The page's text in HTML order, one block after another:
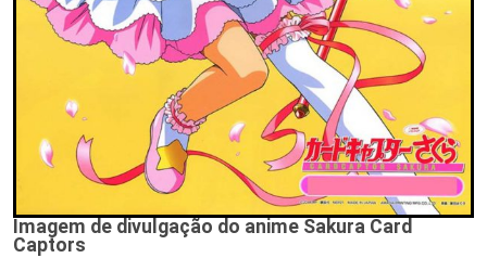
Imagem de divulgação do anime Sakura Card
Captors